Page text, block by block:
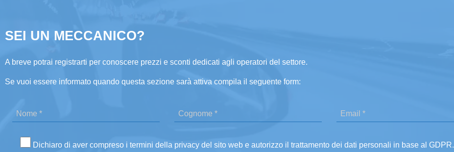
SEI UN MECCANICO?
A breve potrai registrarti per conoscere prezzi e sconti dedicati agli operatori del settore.
Se vuoi essere informato quando questa sezione sarà attiva compila il seguente form:
Dichiaro di aver compreso i termini della privacy del sito web e autorizzo il trattamento dei dati personali in base al GDPR.